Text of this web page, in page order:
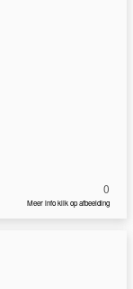
0
Meer info klik op afbeelding